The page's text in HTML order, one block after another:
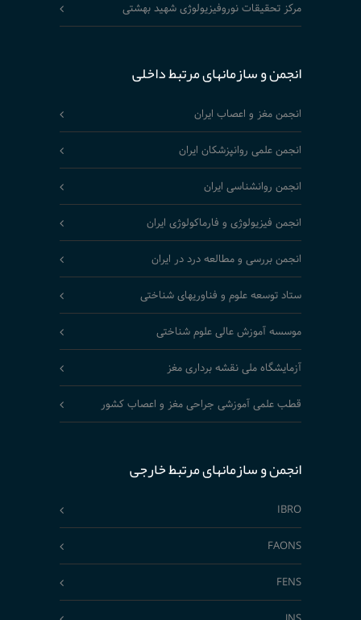
مرکز تحقیقات نوروفیزیولوژی شهید بهشتی
انجمن و سازمانهای مرتبط داخلی
انجمن مغز و اعصاب ایران
انجمن علمی روانپزشکان ایران
انجمن روانشناسی ایران
انجمن فیزیولوژی و فارماکولوژی ایران
انجمن بررسی و مطالعه درد در ایران
ستاد توسعه علوم و فناوریهای شناختی
موسسه آموزش عالی علوم شناختی
آزمایشگاه ملی نقشه برداری مغز
قطب علمی آموزشی جراحی مغز و اعصاب کشور
انجمن و سازمانهای مرتبط خارجی
IBRO
FAONS
FENS